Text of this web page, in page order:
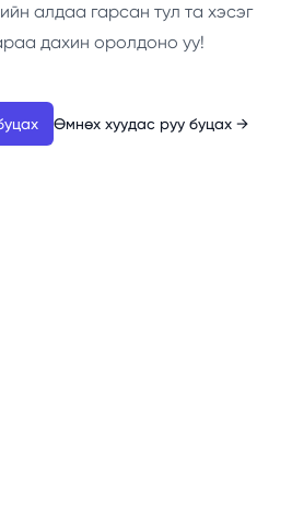
алдаа гарсан тул та хэсэг
дахин оролдоно уу!
Өмнөх хуудас руу буцах →